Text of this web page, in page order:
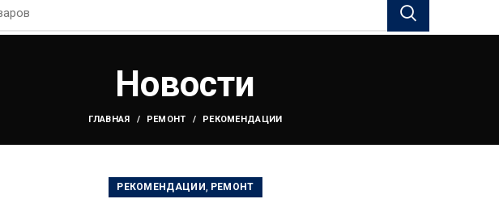
Новости
ГЛАВНАЯ РЕМОНТ РЕКОМЕНДАЦИИ
РЕКОМЕНДАЦИИ, РЕМОНТ